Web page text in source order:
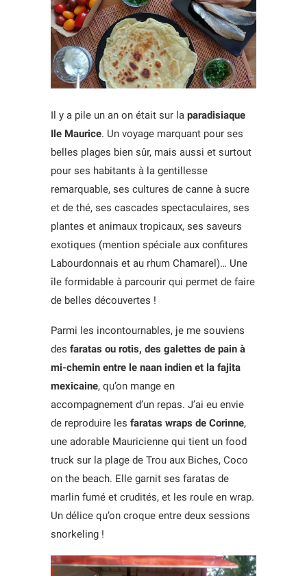
Il y a pile un an on était sur la paradisiaque
Ile Maurice. Un voyage marquant pour ses
belles plages bien sûr, mais aussi et surtout
pour ses habitants à la gentillesse
remarquable, ses cultures de canne à sucre
et de thé, ses cascades spectaculaires, ses
plantes et animaux tropicaux, ses saveurs
exotiques (mention spéciale aux confitures
Labourdonnais et au rhum Chamarel)… Une
île formidable à parcourir qui permet de faire
de belles découvertes !
Parmi les incontournables, je me souviens
des faratas ou rotis, des galettes de pain à
mi-chemin entre le naan indien et la fajita
mexicaine, qu’on mange en
accompagnement d’un repas. J’ai eu envie
de reproduire les faratas wraps de Corinne,
une adorable Mauricienne qui tient un food
truck sur la plage de Trou aux Biches, Coco
on the beach. Elle garnit ses faratas de
marlin fumé et crudités, et les roule en wrap.
Un délice qu’on croque entre deux sessions
snorkeling !